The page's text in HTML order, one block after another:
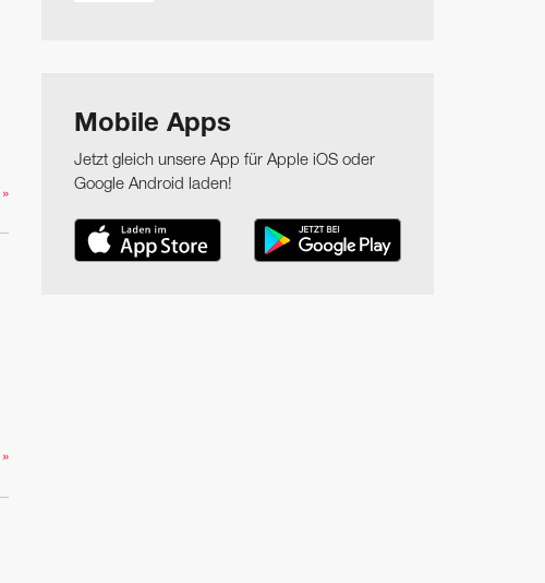
»
»
Mobile Apps
Jetzt gleich unsere App für Apple iOS oder
Google Android laden!